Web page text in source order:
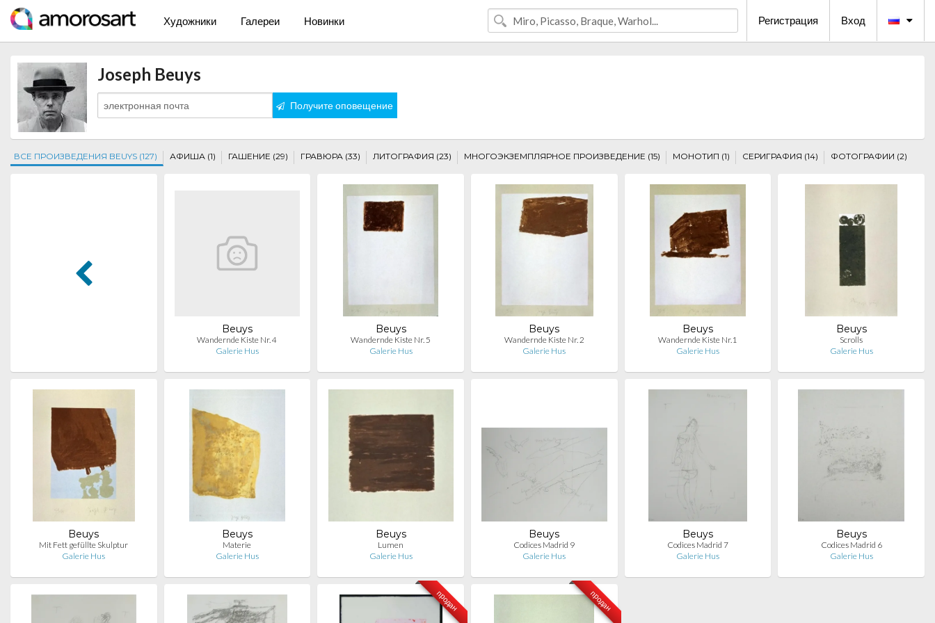
Художники Галереи Новинки Регистрация Вход
Joseph Beuys
Получите оповещение
ВСЕ ПРОИЗВЕДЕНИЯ BEUYS (127) АФИША (1) ГАШЕНИЕ (29) ГРАВЮРА (33) ЛИТОГРАФИЯ (23) МНОГОЭКЗЕМПЛЯРНОЕ ПРОИЗВЕДЕНИЕ (15) МОНОТИП (1) СЕРИГРАФИЯ (14) ФОТОГРАФИИ (2)
Beuys
Wandernde Kiste Nr. 4
Galerie Hus
Beuys
Wandernde Kiste Nr. 5
Galerie Hus
Beuys
Wandernde Kiste Nr. 2
Galerie Hus
Beuys
Wandernde Kiste Nr.1
Galerie Hus
Beuys
Scrolls
Galerie Hus
Beuys
Mit Fett gefüllte Skulptur
Galerie Hus
Beuys
Materie
Galerie Hus
Beuys
Lumen
Galerie Hus
Beuys
Codices Madrid 9
Galerie Hus
Beuys
Codices Madrid 7
Galerie Hus
Beuys
Codices Madrid 6
Galerie Hus
продан продан